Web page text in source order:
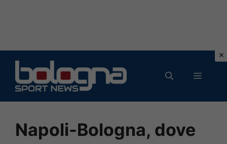
contenuto
MENU
Napoli-Bologna, dove